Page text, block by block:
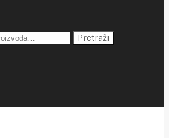
Pretraži